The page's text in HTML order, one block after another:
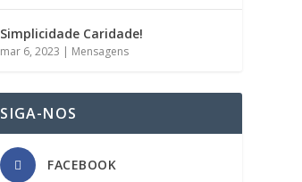
Simplicidade Caridade!
mar 6, 2023 | Mensagens
SIGA-NOS
FACEBOOK